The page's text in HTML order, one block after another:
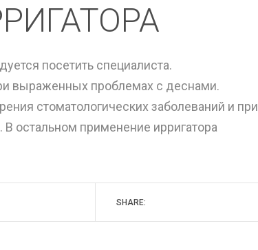
посетить специалиста.
выраженных проблемах с деснами.
стоматологических заболеваний и при
остальном применение ирригатора
SHARE: